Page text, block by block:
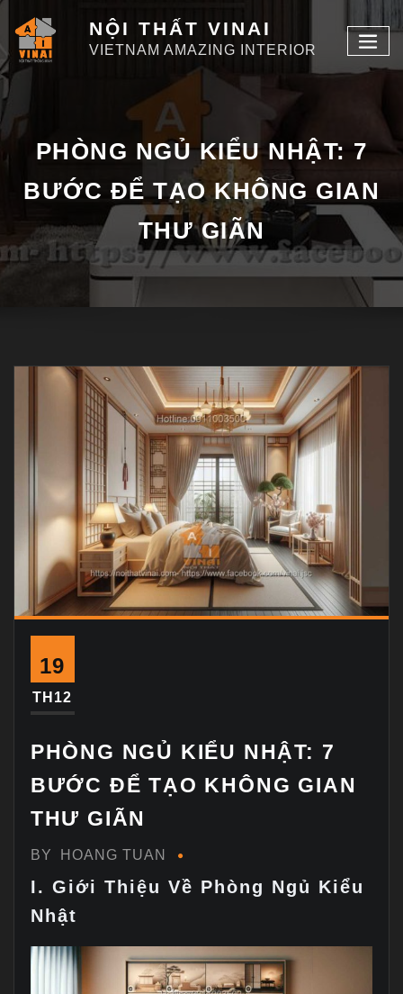
NỘI THẤT VINAI
VIETNAM AMAZING INTERIOR
PHÒNG NGỦ KIỂU NHẬT: 7
BƯỚC ĐỂ TẠO KHÔNG GIAN
THƯ GIÃN
19
TH12
PHÒNG NGỦ KIỂU NHẬT: 7
BƯỚC ĐỂ TẠO KHÔNG GIAN
THƯ GIÃN
BY HOANG TUAN
I. Giới Thiệu Về Phòng Ngủ Kiểu
Nhật